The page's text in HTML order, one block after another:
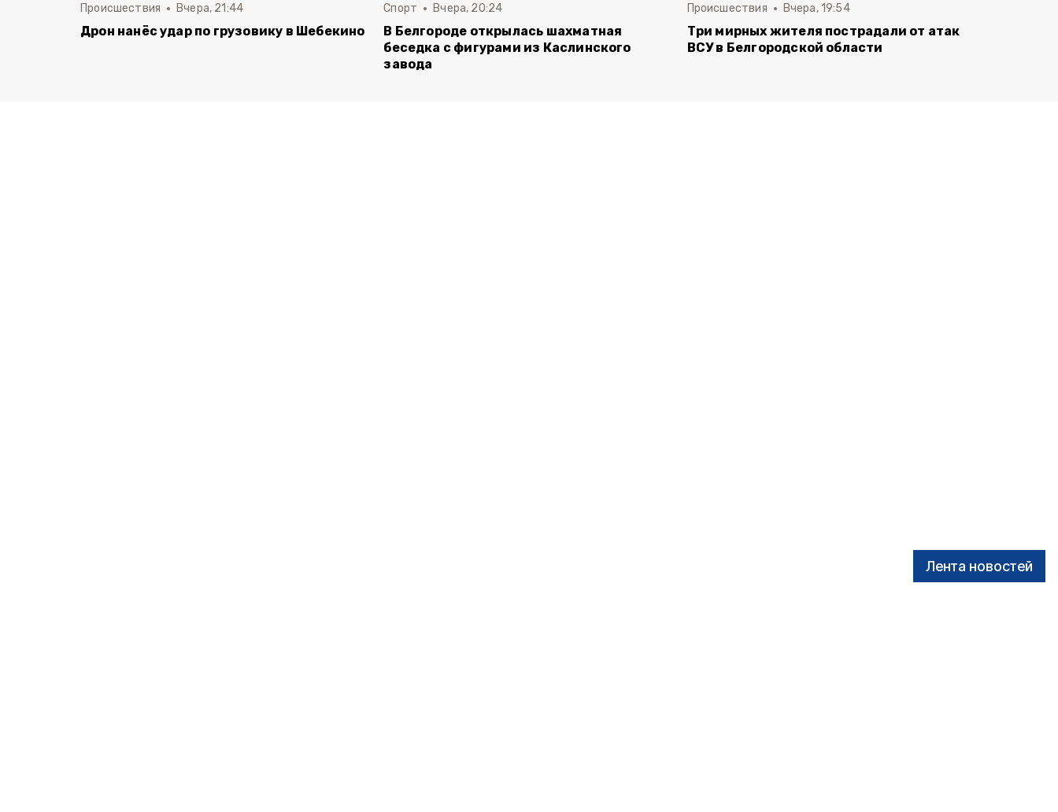
Лента новостей
Происшествия Вчера, 21:44
Дрон нанёс удар по грузовику в Шебекино
Спорт Вчера, 20:24
В Белгороде открылась шахматная
беседка с фигурами из Каслинского
завода
Происшествия Вчера, 19:54
Три мирных жителя пострадали от атак
ВСУ в Белгородской области